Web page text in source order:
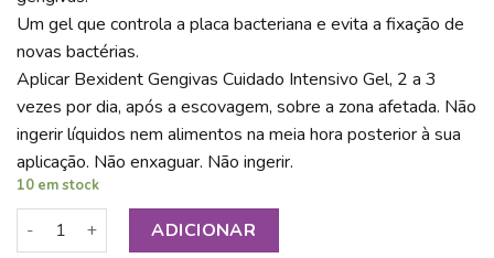
Um gel que controla a placa bacteriana e evita a fixação de
novas bactérias.
Aplicar Bexident Gengivas Cuidado Intensivo Gel, 2 a 3
vezes por dia, após a escovagem, sobre a zona afetada. Não
ingerir líquidos nem alimentos na meia hora posterior à sua
aplicação. Não enxaguar. Não ingerir.
10 em stock
Quantidade de BEXIDENT GENGIVAS CUIDADO INTENSIVO
ADICIONAR